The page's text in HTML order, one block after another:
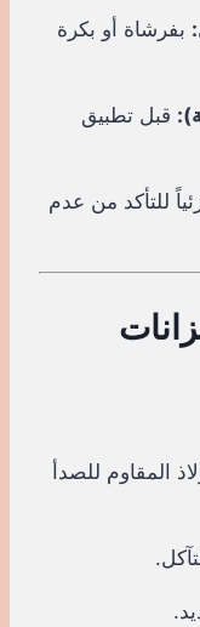
بفرشاة أو بكرة
قبل تطبيق
للتأكد من عدم
المقاوم للصدأ